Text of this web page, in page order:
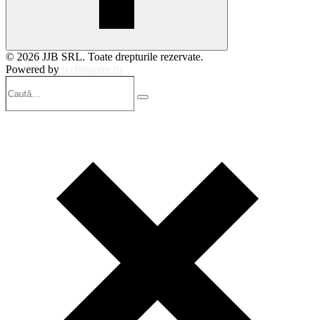
© 2026 JJB SRL. Toate drepturile rezervate.
Powered by
Search